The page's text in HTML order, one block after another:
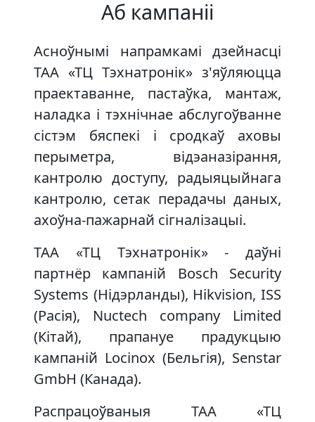
Аб кампаніі
Асноўнымі напрамкамі дзейнасці
ТАА «ТЦ Тэхнатронік» з'яўляюцца
праектаванне, пастаўка, мантаж,
наладка і тэхнічнае абслугоўванне
сістэм бяспекі і сродкаў аховы
перыметра, відэаназірання,
кантролю доступу, радыяцыйнага
кантролю, сетак перадачы даных,
ахоўна-пажарнай сігналізацыі.
ТАА «ТЦ Тэхнатронік» - даўні
партнёр кампаній Bosch Security
Systems (Нідэрланды), Hikvision, ISS
(Расія), Nuctech company Limited
(Кітай), прапануе прадукцыю
кампаній Locinox (Бельгія), Senstar
GmbH (Канада).
Распрацоўваныя ТАА «ТЦ